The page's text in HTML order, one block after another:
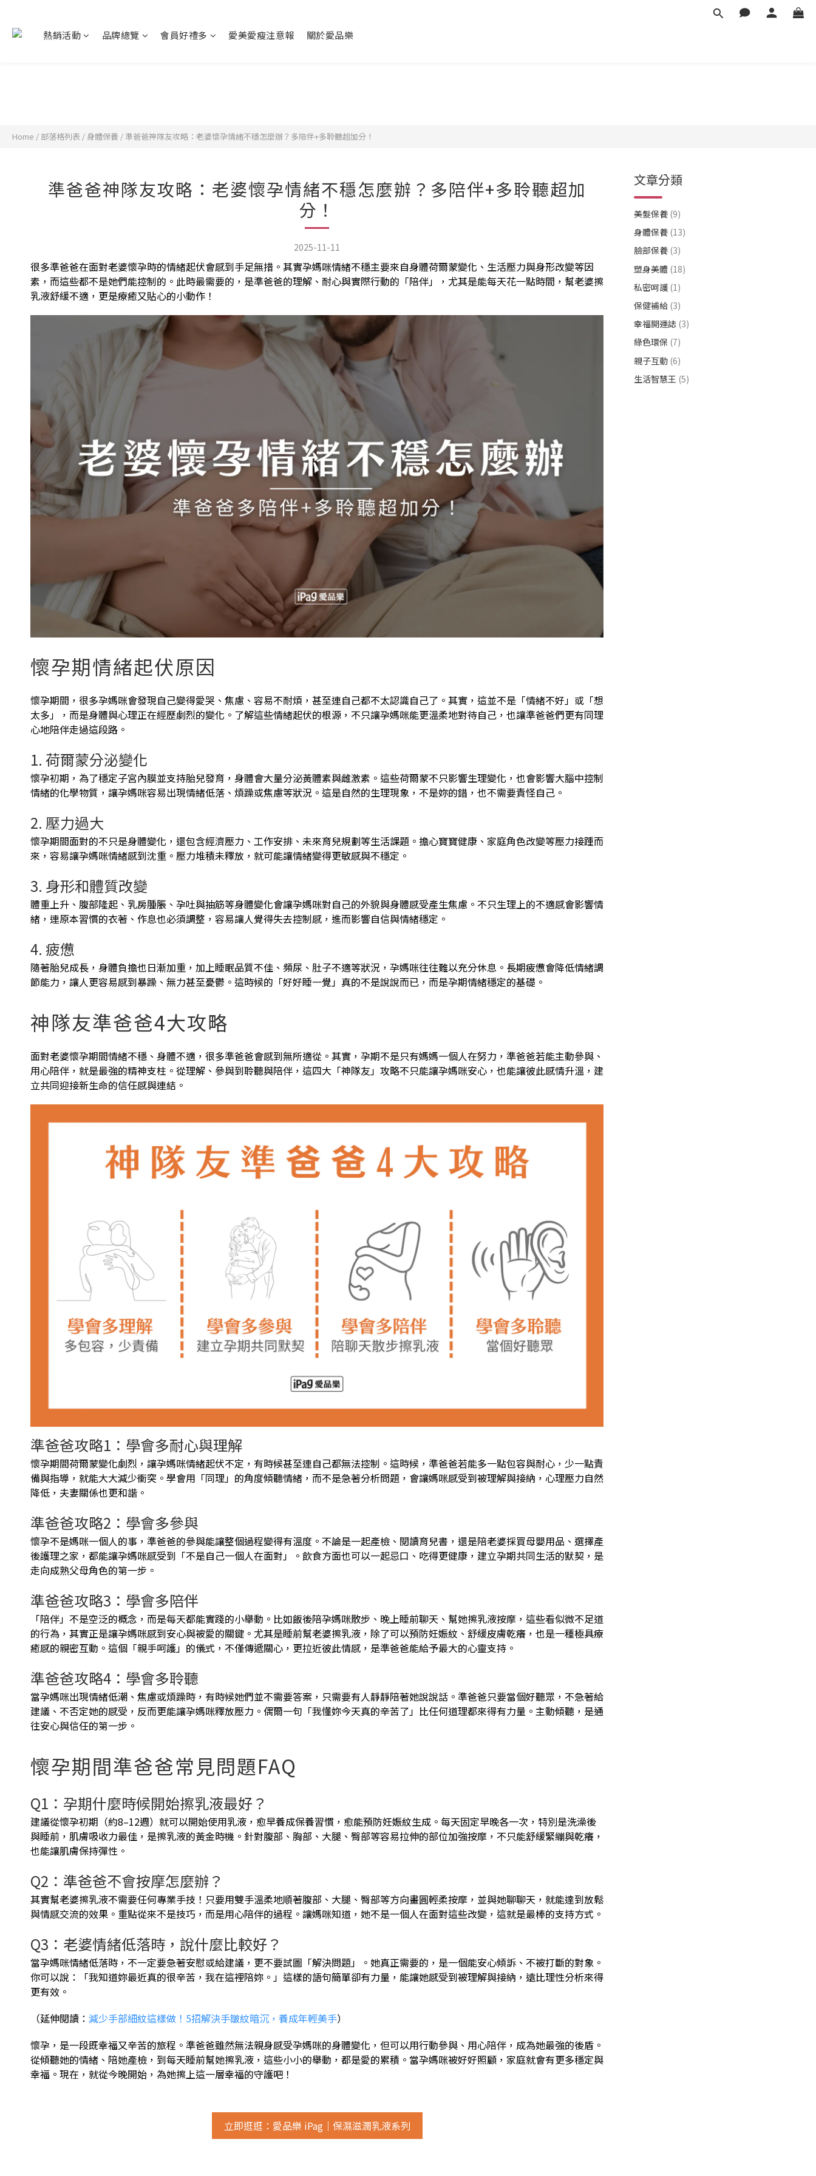
熱銷活動 品牌總覽 會員好禮多 愛美愛瘦注意報 關於愛品樂
Home / 部落格列表 / 身體保養 /準爸爸神隊友攻略：老婆懷孕情緒不穩怎麼辦？多陪伴+多聆聽超加分！
準爸爸神隊友攻略：老婆懷孕情緒不穩怎麼辦？多陪伴+多聆聽超加
分！
2025-11-11
很多準爸爸在面對老婆懷孕時的情緒起伏會感到手足無措。其實孕媽咪情緒不穩主要來自身體荷爾蒙變化、生活壓力與身形改變等因
素，而這些都不是她們能控制的。此時最需要的，是準爸爸的理解、耐心與實際行動的「陪伴」，尤其是能每天花一點時間，幫老婆擦
乳液舒緩不適，更是療癒又貼心的小動作！
懷孕期情緒起伏原因
懷孕期間，很多孕媽咪會發現自己變得愛哭、焦慮、容易不耐煩，甚至連自己都不太認識自己了。其實，這並不是「情緒不好」或「想
太多」，而是身體與心理正在經歷劇烈的變化。了解這些情緒起伏的根源，不只讓孕媽咪能更溫柔地對待自己，也讓準爸爸們更有同理
心地陪伴走過這段路。
1. 荷爾蒙分泌變化
懷孕初期，為了穩定子宮內膜並支持胎兒發育，身體會大量分泌黃體素與雌激素。這些荷爾蒙不只影響生理變化，也會影響大腦中控制
情緒的化學物質，讓孕媽咪容易出現情緒低落、煩躁或焦慮等狀況。這是自然的生理現象，不是妳的錯，也不需要責怪自己。
2. 壓力過大
懷孕期間面對的不只是身體變化，還包含經濟壓力、工作安排、未來育兒規劃等生活課題。擔心寶寶健康、家庭角色改變等壓力接踵而
來，容易讓孕媽咪情緒感到沈重。壓力堆積未釋放，就可能讓情緒變得更敏感與不穩定。
3. 身形和體質改變
體重上升、腹部隆起、乳房腫脹、孕吐與抽筋等身體變化會讓孕媽咪對自己的外貌與身體感受產生焦慮。不只生理上的不適感會影響情
緒，連原本習慣的衣著、作息也必須調整，容易讓人覺得失去控制感，進而影響自信與情緒穩定。
4. 疲憊
隨著胎兒成長，身體負擔也日漸加重，加上睡眠品質不佳、頻尿、肚子不適等狀況，孕媽咪往往難以充分休息。長期疲憊會降低情緒調
節能力，讓人更容易感到暴躁、無力甚至憂鬱。這時候的「好好睡一覺」真的不是說說而已，而是孕期情緒穩定的基礎。
神隊友準爸爸4大攻略
面對老婆懷孕期間情緒不穩、身體不適，很多準爸爸會感到無所適從。其實，孕期不是只有媽媽一個人在努力，準爸爸若能主動參與、
用心陪伴，就是最強的精神支柱。從理解、參與到聆聽與陪伴，這四大「神隊友」攻略不只能讓孕媽咪安心，也能讓彼此感情升溫，建
立共同迎接新生命的信任感與連結。
準爸爸攻略1：學會多耐心與理解
懷孕期間荷爾蒙變化劇烈，讓孕媽咪情緒起伏不定，有時候甚至連自己都無法控制。這時候，準爸爸若能多一點包容與耐心，少一點責
備與指導，就能大大減少衝突。學會用「同理」的角度傾聽情緒，而不是急著分析問題，會讓媽咪感受到被理解與接納，心理壓力自然
降低，夫妻關係也更和諧。
準爸爸攻略2：學會多參與
懷孕不是媽咪一個人的事，準爸爸的參與能讓整個過程變得有溫度。不論是一起產檢、閱讀育兒書，還是陪老婆採買母嬰用品、選擇產
後護理之家，都能讓孕媽咪感受到「不是自己一個人在面對」。飲食方面也可以一起忌口、吃得更健康，建立孕期共同生活的默契，是
走向成熟父母角色的第一步。
準爸爸攻略3：學會多陪伴
「陪伴」不是空泛的概念，而是每天都能實踐的小舉動。比如飯後陪孕媽咪散步、晚上睡前聊天、幫她擦乳液按摩，這些看似微不足道
的行為，其實正是讓孕媽咪感到安心與被愛的關鍵。尤其是睡前幫老婆擦乳液，除了可以預防妊娠紋、舒緩皮膚乾癢，也是一種極具療
癒感的親密互動。這個「親手呵護」的儀式，不僅傳遞關心，更拉近彼此情感，是準爸爸能給予最大的心靈支持。
準爸爸攻略4：學會多聆聽
當孕媽咪出現情緒低潮、焦慮或煩躁時，有時候她們並不需要答案，只需要有人靜靜陪著她說說話。準爸爸只要當個好聽眾，不急著給
建議、不否定她的感受，反而更能讓孕媽咪釋放壓力。偶爾一句「我懂妳今天真的辛苦了」比任何道理都來得有力量。主動傾聽，是通
往安心與信任的第一步。
懷孕期間準爸爸常見問題FAQ
Q1：孕期什麼時候開始擦乳液最好？
建議從懷孕初期（約8–12週）就可以開始使用乳液，愈早養成保養習慣，愈能預防妊娠紋生成。每天固定早晚各一次，特別是洗澡後
與睡前，肌膚吸收力最佳，是擦乳液的黃金時機。針對腹部、胸部、大腿、臀部等容易拉伸的部位加強按摩，不只能舒緩緊繃與乾癢，
也能讓肌膚保持彈性。
Q2：準爸爸不會按摩怎麼辦？
其實幫老婆擦乳液不需要任何專業手技！只要用雙手溫柔地順著腹部、大腿、臀部等方向畫圓輕柔按摩，並與她聊聊天，就能達到放鬆
與情感交流的效果。重點從來不是技巧，而是用心陪伴的過程。讓媽咪知道，她不是一個人在面對這些改變，這就是最棒的支持方式。
Q3：老婆情緒低落時，說什麼比較好？
當孕媽咪情緒低落時，不一定要急著安慰或給建議，更不要試圖「解決問題」。她真正需要的，是一個能安心傾訴、不被打斷的對象。
你可以說：「我知道妳最近真的很辛苦，我在這裡陪妳。」這樣的語句簡單卻有力量，能讓她感受到被理解與接納，遠比理性分析來得
更有效。
（延伸閱讀： 減少手部細紋這樣做！5招解決手皺紋暗沉，養成年輕美手）
懷孕，是一段既幸福又辛苦的旅程。準爸爸雖然無法親身感受孕媽咪的身體變化，但可以用行動參與、用心陪伴，成為她最強的後盾。
從傾聽她的情緒、陪她產檢，到每天睡前幫她擦乳液，這些小小的舉動，都是愛的累積。當孕媽咪被好好照顧，家庭就會有更多穩定與
幸福。現在，就從今晚開始，為她擦上這一層幸福的守護吧！
立即逛逛：愛品樂 iPag｜保濕滋潤乳液系列
文章分類
美髮保養 (9)
身體保養 (13)
臉部保養 (3)
塑身美體 (18)
私密呵護 (1)
保健補給 (3)
幸福開運誌 (3)
綠色環保 (7)
親子互動 (6)
生活智慧王 (5)